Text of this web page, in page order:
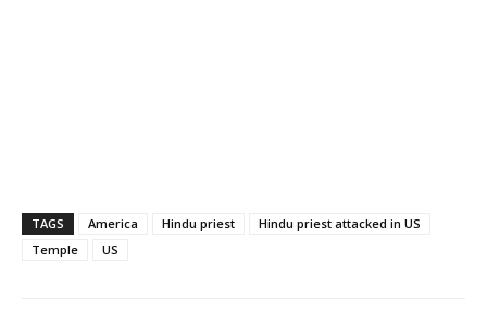
TAGS America Hindu priest
Hindu priest attacked in US
Temple
US